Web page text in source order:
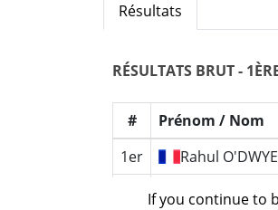
Résultats
RÉSULTATS BRUT -
# Prénom / Nom
1er
Rahul
Jules
If you continue to